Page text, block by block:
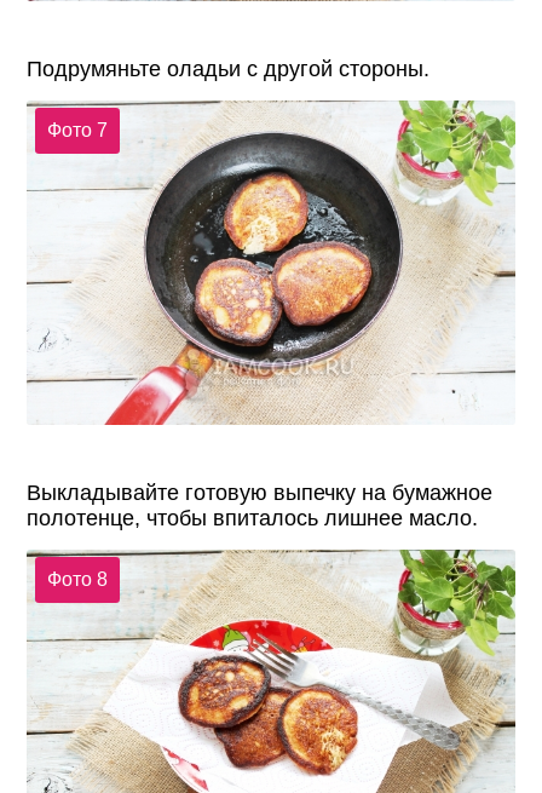
Подрумяньте оладьи с другой стороны.
Фото 7
Выкладывайте готовую выпечку на бумажное
полотенце, чтобы впиталось лишнее масло.
Фото 8